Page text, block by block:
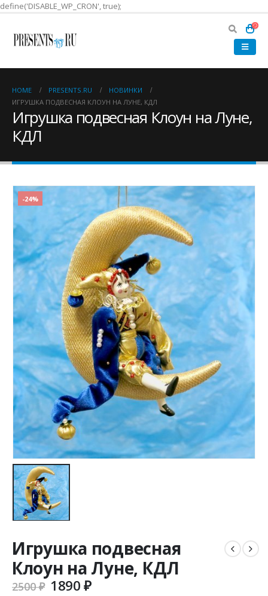
define('DISABLE_WP_CRON', true);
HOME PRESENTS.RU
НОВИНКИ
ИГРУШКА ПОДВЕСНАЯ КЛОУН НА ЛУНЕ, КДЛ
Игрушка подвесная Клоун на Луне,
КДЛ
-24%
Игрушка подвесная
Клоун на Луне, КДЛ
2500₽ 1890₽